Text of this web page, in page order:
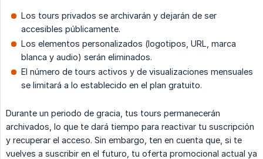
Los tours privados se archivarán y dejarán de ser
accesibles públicamente.
Los elementos personalizados (logotipos, URL, marca
blanca y audio) serán eliminados.
El número de tours activos y de visualizaciones mensuales
se limitará a lo establecido en el plan gratuito.
Durante un periodo de gracia, tus tours permanecerán
archivados, lo que te dará tiempo para reactivar tu suscripción
y recuperar el acceso. Sin embargo, ten en cuenta que, si te
vuelves a suscribir en el futuro, tu oferta promocional actual ya